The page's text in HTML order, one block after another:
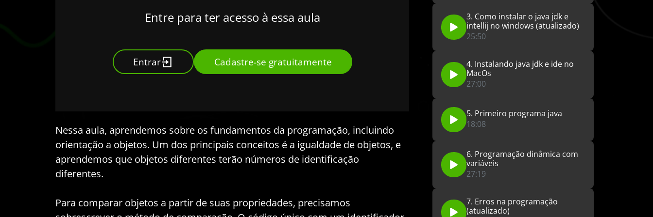
Entre para ter acesso à essa aula
Entrar Cadastre-se gratuitamente
Nessa aula, aprendemos sobre os fundamentos da programação, incluindo
orientação a objetos. Um dos principais conceitos é a igualdade de objetos, e
aprendemos que objetos diferentes terão números de identificação
diferentes.
Para comparar objetos a partir de suas propriedades, precisamos
3. Como instalar o java jdk e
intellij no windows (atualizado)
25:50
4. Instalando java jdk e ide no
MacOs
27:00
5. Primeiro programa java
18:08
6. Programação dinâmica com
variáveis
27:19
7. Erros na programação
(atualizado)